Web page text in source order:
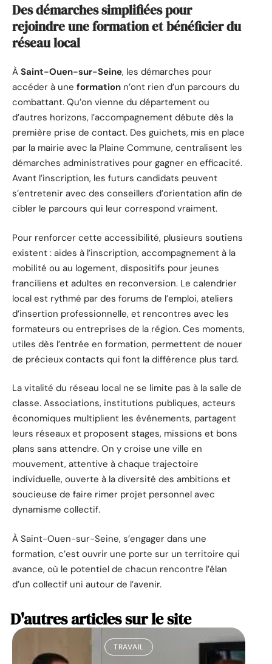
Des démarches simplifiées pour
rejoindre une formation et bénéficier du
réseau local
À Saint-Ouen-sur-Seine, les démarches pour
accéder à une formation n’ont rien d’un parcours du
combattant. Qu’on vienne du département ou
d’autres horizons, l’accompagnement débute dès la
première prise de contact. Des guichets, mis en place
par la mairie avec la Plaine Commune, centralisent les
démarches administratives pour gagner en efficacité.
Avant l’inscription, les futurs candidats peuvent
s’entretenir avec des conseillers d’orientation afin de
cibler le parcours qui leur correspond vraiment.
Pour renforcer cette accessibilité, plusieurs soutiens
existent : aides à l’inscription, accompagnement à la
mobilité ou au logement, dispositifs pour jeunes
franciliens et adultes en reconversion. Le calendrier
local est rythmé par des forums de l’emploi, ateliers
d’insertion professionnelle, et rencontres avec les
formateurs ou entreprises de la région. Ces moments,
utiles dès l’entrée en formation, permettent de nouer
de précieux contacts qui font la différence plus tard.
La vitalité du réseau local ne se limite pas à la salle de
classe. Associations, institutions publiques, acteurs
économiques multiplient les événements, partagent
leurs réseaux et proposent stages, missions et bons
plans sans attendre. On y croise une ville en
mouvement, attentive à chaque trajectoire
individuelle, ouverte à la diversité des ambitions et
soucieuse de faire rimer projet personnel avec
dynamisme collectif.
À Saint-Ouen-sur-Seine, s’engager dans une
formation, c’est ouvrir une porte sur un territoire qui
avance, où le potentiel de chacun rencontre l’élan
d’un collectif uni autour de l’avenir.
D'autres articles sur le site
TRAVAIL